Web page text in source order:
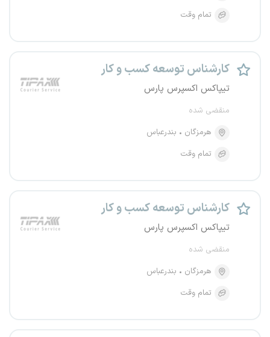
تمام وقت
کارشناس توسعه کسب و کار
تیپاکس اکسپرس پارس
منقضی شده
هرمزگان
بندرعباس
تمام وقت
کارشناس توسعه کسب و کار
تیپاکس اکسپرس پارس
منقضی شده
هرمزگان
بندرعباس
تمام وقت